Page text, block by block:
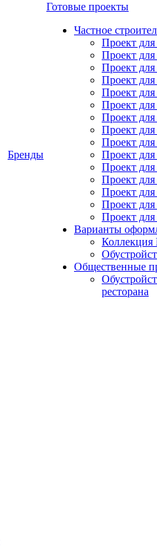
Бренды
Готовые проекты
Частное
Проект
Проект
Проект
Проект
Проект
Проект
Проект
Проект
Проект
Проект
Проект
Проект
Проект
Проект
Проект
Варианты
Коллекция
Общественные
ресторана